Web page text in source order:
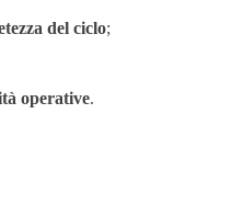
del ciclo;
operative.